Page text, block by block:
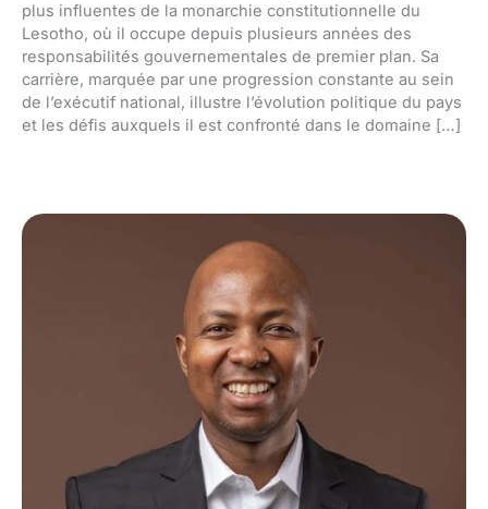
plus influentes de la monarchie constitutionnelle du
Lesotho, où il occupe depuis plusieurs années des
responsabilités gouvernementales de premier plan. Sa
carrière, marquée par une progression constante au sein
de l’exécutif national, illustre l’évolution politique du pays
et les défis auxquels il est confronté dans le domaine […]